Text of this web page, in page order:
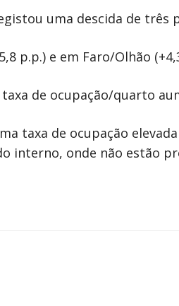
uma descida de três
p.p.) e em Faro/Olhão
de ocupação/quarto
taxa de ocupação
interno, onde não estão